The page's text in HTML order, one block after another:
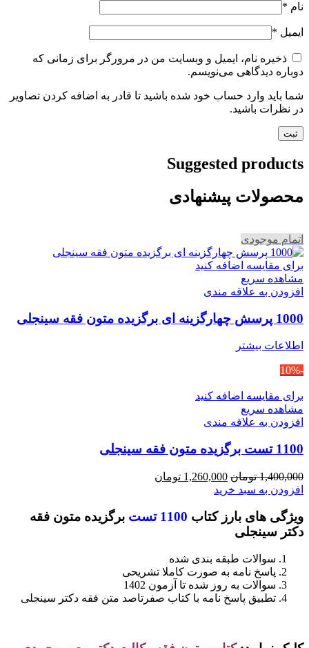
نام *
ایمیل *
ذخیره نام، ایمیل و وبسایت من در مرورگر برای زمانی که
دوباره دیدگاهی می‌نویسم.
شما باید وارد حساب خود شده باشید تا قادر به اضافه کردن تصاویر
در نظرات باشید.
Suggested products
محصولات پیشنهادی
اتمام موجودی
برای مقایسه اضافه کنید
مشاهده سریع
افزودن به علاقه مندی
1000 پرسش چهارگزینه ای برگزیده متون فقه سینجلی
اطلاعات بیشتر
-10%
برای مقایسه اضافه کنید
مشاهده سریع
افزودن به علاقه مندی
1100 تست برگزیده متون فقه سینجلی
1,400,000 تومان قیمت
اصلی
بود.
1,260,000 تومان
است.
افزودن به سبد خرید
ویژگی های بارز کتاب 1100 تست
برگزیده متون فقه
دکتر سینجلی
سوالات طبقه بندی شده
پاسخ نامه به صورت کاملا تشریحی
سوالات به روز شده تا آزمون 1402
تطبیق پاسخ نامه با کتاب صفرتاصد متن فقه دکتر سینجلی